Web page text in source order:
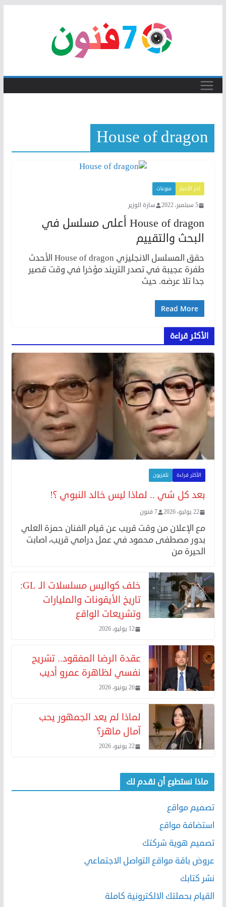
House of dragon
اخر الأخبار منوعات
5 سبتمبر، 2022 سارة الوزير
House of dragon ‏أعلى مسلسل في
البحث والتقييم
حقق المسلسل الانجليزي House of dragon الأحدث
طفرة عجيبة في تصدر التريند مؤخرا في وقت قصير
جدا تلا عرضه. حيث
Read More
الأكثر قراءة
الأكثر قراءة تلفزيون
بعد كل شي .. لماذا ليس خالد النبوي ؟!
22 يوليو، 2026 7 فنون
مع الإعلان من وقت قريب عن قيام الفنان حمزة العلي
بدور مصطفى محمود في عمل درامي قريب، اصابت
الحيرة من
خلف كواليس مسلسلات الـ GL:
تاريخ الأيقونات والمليارات
وتشريعات الواقع
12 يوليو، 2026
عقدة الرضا المفقود.. تشريح
نفسي لظاهرة عمرو أديب
26 يونيو، 2026
لماذا لم يعد الجمهور يحب
آمال ماهر؟
22 يونيو، 2026
ماذا نستطيع أن نقدم لك
تصميم مواقع
استضافة مواقع
تصميم هوية شركتك
عروض باقة مواقع التواصل الاجتماعي
نشر كتابك
القيام بحملتك الالكترونية كاملة